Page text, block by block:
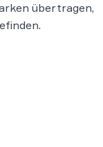
übertragen,